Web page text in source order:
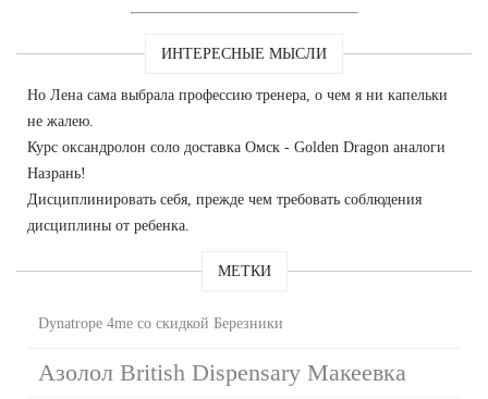
ИНТЕРЕСНЫЕ МЫСЛИ
Но Лена сама выбрала профессию тренера, о чем я ни капельки
не жалею.
Курс оксандролон соло доставка Омск - Golden Dragon аналоги
Назрань!
Дисциплинировать себя, прежде чем требовать соблюдения
дисциплины от ребенка.
МЕТКИ
Dynatrope 4me со скидкой Березники
Азолол British Dispensary Макеевка